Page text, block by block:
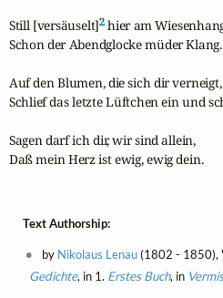
Still [versäuselt]2 hier am
Schon der Abendglocke müder Klang.
Auf den Blumen, die sich dir verneigt,
Schlief das letzte Lüftchen ein und
Sagen darf ich dir, wir sind allein,
Daß mein Herz ist ewig, ewig dein.
Text Authorship:
by Nikolaus Lenau(1802 - 1850),
Gedichte, in 1. Erstes Buch, in